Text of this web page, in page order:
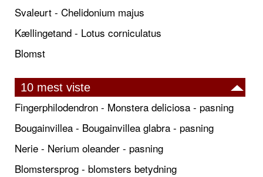
Svaleurt - Chelidonium majus
Kællingetand - Lotus corniculatus
Blomst
10 mest viste
Fingerphilodendron - Monstera deliciosa - pasning
Bougainvillea - Bougainvillea glabra - pasning
Nerie - Nerium oleander - pasning
Blomstersprog - blomsters betydning